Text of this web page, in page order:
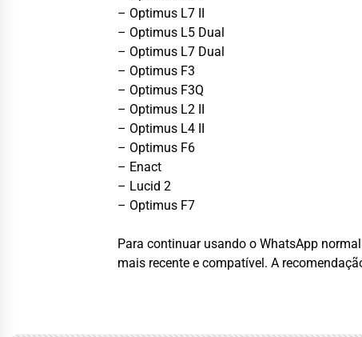
– Optimus L7 II
– Optimus L5 Dual
– Optimus L7 Dual
– Optimus F3
– Optimus F3Q
– Optimus L2 II
– Optimus L4 II
– Optimus F6
– Enact
– Lucid 2
– Optimus F7
Para continuar usando o WhatsApp
mais recente e compatível. A